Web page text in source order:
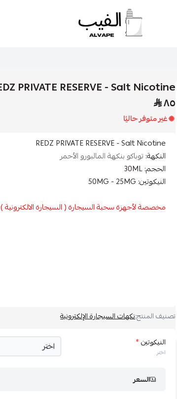
الفيب || VAPE
PRIVATE RESERVE - Salt Nicotine
٨٥
غير متوفر حاليًا
REDZ PRIVATE RESERVE - Salt Nicotine
النكهة:توباكو بنكهة المالبورو الأحمر
الحجم: 30ML
النيكوتين: 50MG - 25MG
مخصصة لأجهزة سحبة السيجارة ( السيجارة
تصنيف المنتج:نكهات السيجارة الإلكترونية
النيكوتين*
اختر
السعر